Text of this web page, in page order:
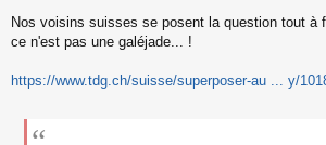
g
n
Nos voisins suisses se posent la question tout à
ce n'est pas une galéjade... !
https://www.tdg.ch/suisse/superposer-au ... y/